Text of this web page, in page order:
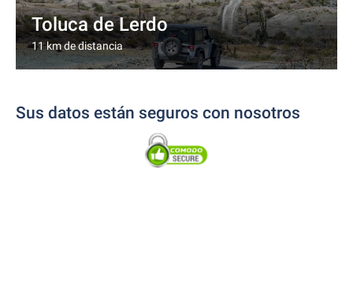
Toluca de Lerdo
11 km de distancia
Sus datos están seguros con nosotros